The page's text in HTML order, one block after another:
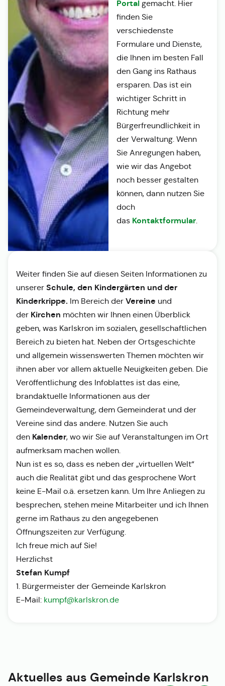
Portalgemacht. Hier
finden Sie
verschiedenste
Formulare und Dienste,
die Ihnen im besten Fall
den Gang ins Rathaus
ersparen. Das ist ein
wichtiger Schritt in
Richtung mehr
Bürgerfreundlichkeit in
der Verwaltung. Wenn
Sie Anregungen haben,
wie wir das Angebot
noch besser gestalten
können, dann nutzen Sie
doch
das Kontaktformular.
Weiter finden Sie auf diesen Seiten Informationen zu
unserer Schule, den Kindergärten und der
Kinderkrippe. Im Bereich der Vereine und
der Kirchen möchten wir Ihnen einen Überblick
geben, was Karlskron im sozialen, gesellschaftlichen
Bereich zu bieten hat. Neben der Ortsgeschichte
und allgemein wissenswerten Themen möchten wir
ihnen aber vor allem aktuelle Neuigkeiten geben. Die
Veröffentlichung des Infoblattes ist das eine,
brandaktuelle Informationen aus der
Gemeindeverwaltung, dem Gemeinderat und der
Vereine sind das andere. Nutzen Sie auch
den Kalender, wo wir Sie auf Veranstaltungen im Ort
aufmerksam machen wollen.
Nun ist es so, dass es neben der „virtuellen Welt“
auch die Realität gibt und das gesprochene Wort
keine E-Mail o.ä. ersetzen kann. Um Ihre Anliegen zu
besprechen, stehen meine Mitarbeiter und ich Ihnen
gerne im Rathaus zu den angegebenen
Öffnungszeiten zur Verfügung.
Ich freue mich auf Sie!
Herzlichst
Stefan Kumpf
1. Bürgermeister der Gemeinde Karlskron
E-Mail: kumpf@karlskron.de
Aktuelles aus Gemeinde Karlskron